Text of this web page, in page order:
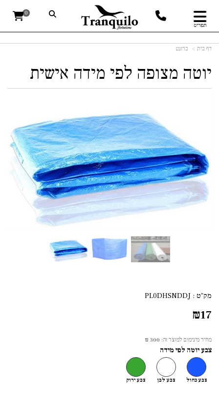
תפריט
0
דף בית ברזנט
יוטה מצופה לפי מידה אישית
מק"ט : PL0DHSNDDJ
₪17
מחיר מינימום למוצר זה: 300 ₪
צבע יוטה לפי מידה
צבע כחול צבע לבן צבע ירוק